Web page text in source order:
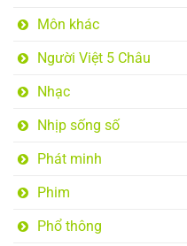
Môn khác
Người Việt 5 Châu
Nhạc
Nhịp sống số
Phát minh
Phim
Phổ thông